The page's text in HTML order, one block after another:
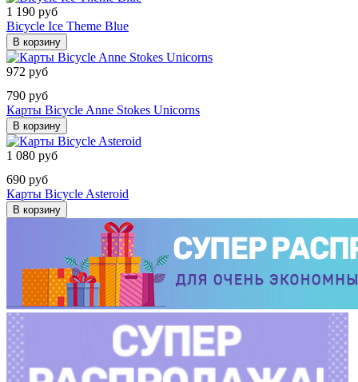
1 190 руб
Bicycle Ice Theme Blue
В корзину
972 руб
790 руб
Карты Bicycle Anne Stokes Unicorns
В корзину
1 080 руб
690 руб
Карты Bicycle Asteroid
В корзину